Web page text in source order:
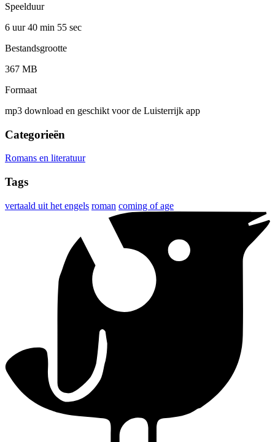
Speelduur
6 uur 40 min 55 sec
Bestandsgrootte
367 MB
Formaat
mp3 download en geschikt voor de Luisterrijk app
Categorieën
Romans en literatuur
Tags
vertaald uit het engels roman coming of age